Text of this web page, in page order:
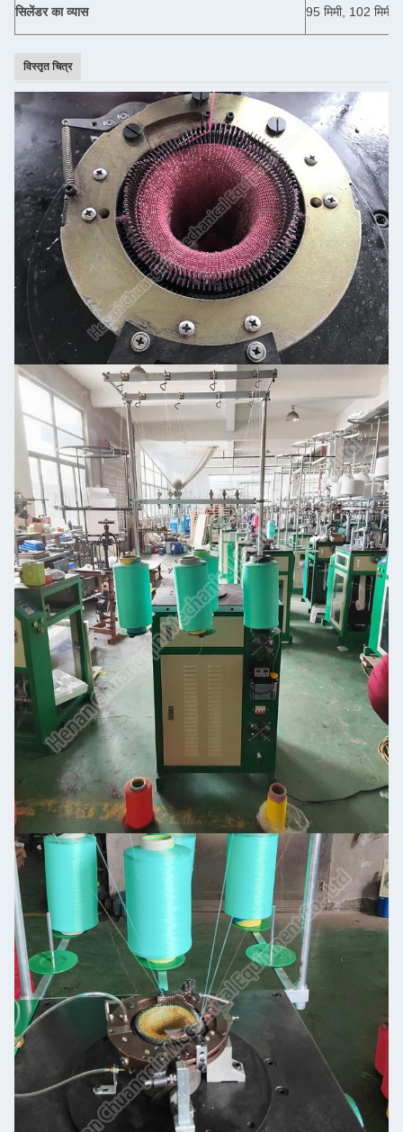
सिलेंडर का व्यास 95 मिमी, 102 मिमी,
विस्तृत चित्र